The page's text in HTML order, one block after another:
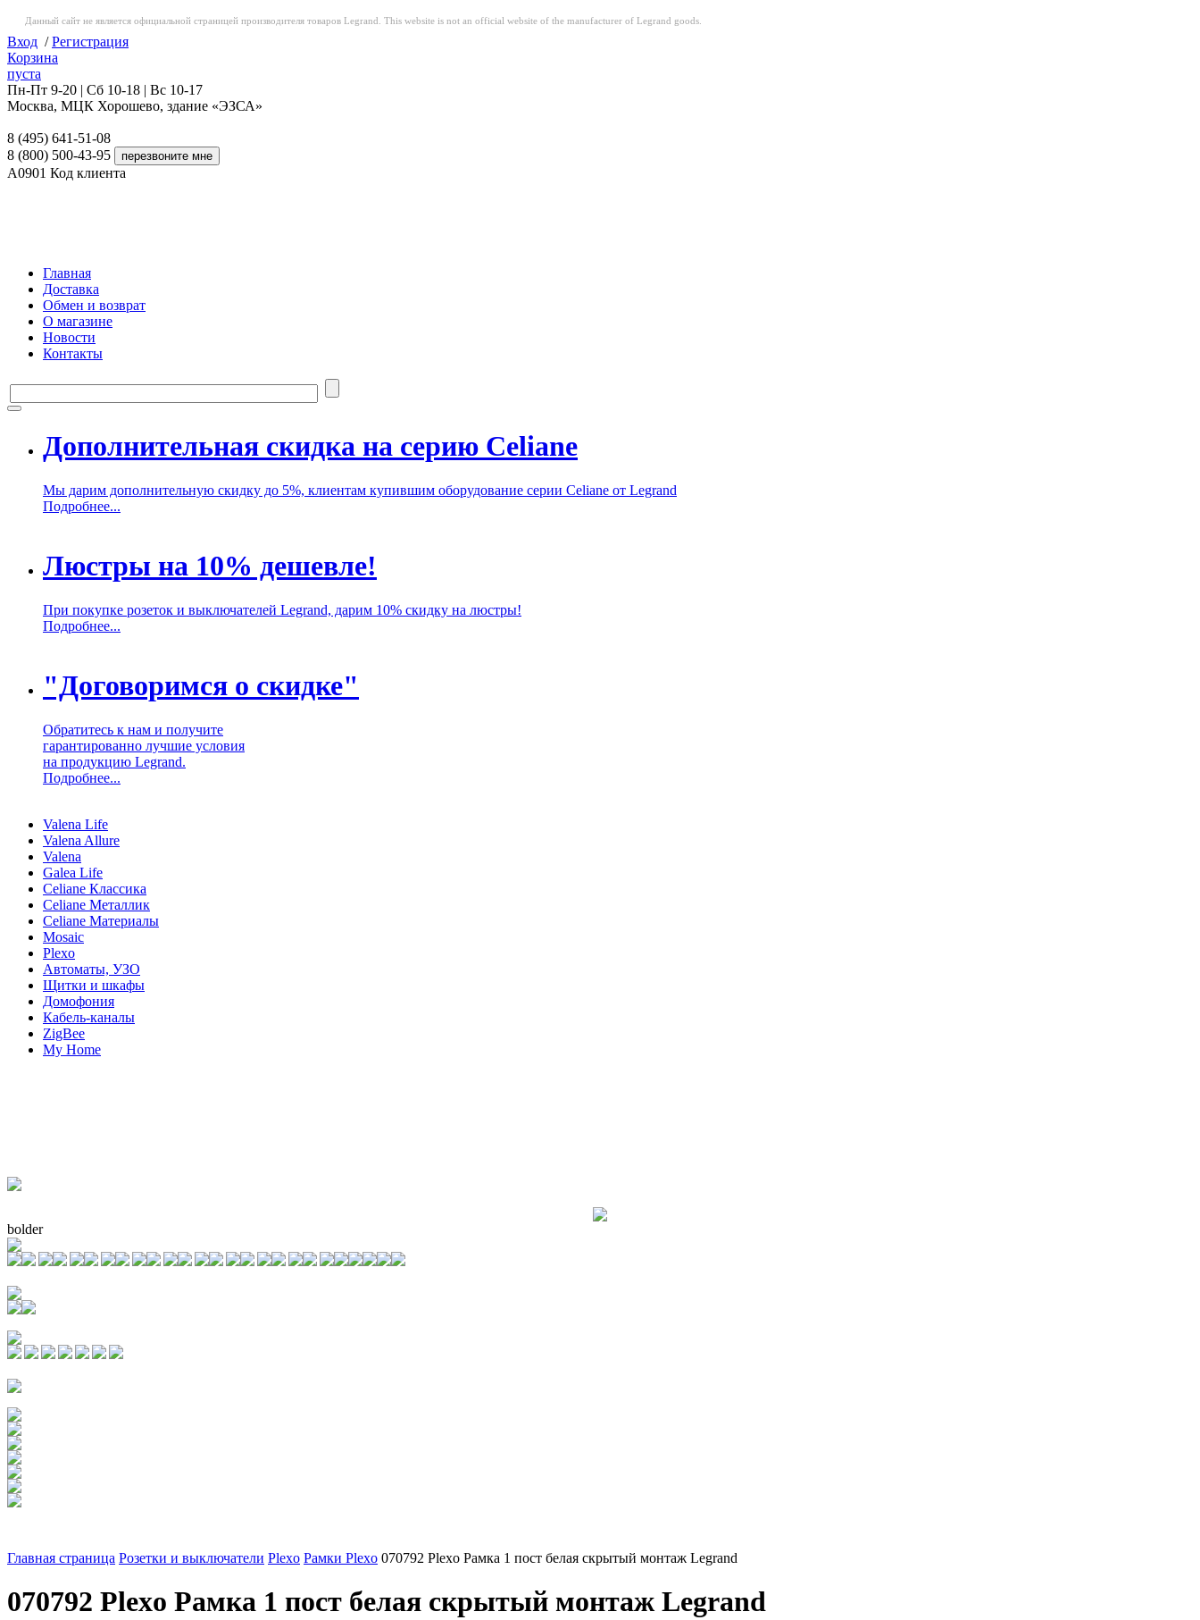
Данный сайт не является официальной страницей производителя товаров Legrand. This website is not an official website of the manufacturer of Legrand goods.
Вход /Регистрация
Корзина
пуста
Пн-Пт 9-20 | Сб 10-18 | Вс 10-17
Москва, МЦК Хорошево, здание «ЭЗСА»
8 (495) 641-51-08
8 (800) 500-43-95
A0901 Код клиента
Главная
Доставка
Обмен и возврат
О магазине
Новости
Контакты
Дополнительная скидка на серию Celiane
Мы дарим дополнительную скидку до 5%, клиентам купившим оборудование серии Celiane от Legrand
Подробнее...
Люстры на 10% дешевле!
При покупке розеток и выключателей Legrand, дарим 10% скидку на люстры!
Подробнее...
"Договоримся о скидке"
Обратитесь к нам и получите
гарантированно лучшие условия
на продукцию Legrand.
Подробнее...
Valena Life
Valena Allure
Valena
Galea Life
Celiane Классика
Celiane Металлик
Celiane Материалы
Mosaic
Plexo
Автоматы, УЗО
Щитки и шкафы
Домофония
Кабель-каналы
ZigBee
My Home
bolder
Главная страница Розетки и выключатели Plexo Рамки Plexo 070792 Plexo Рамка 1 пост белая скрытый монтаж Legrand
070792 Plexo Рамка 1 пост белая скрытый монтаж Legrand